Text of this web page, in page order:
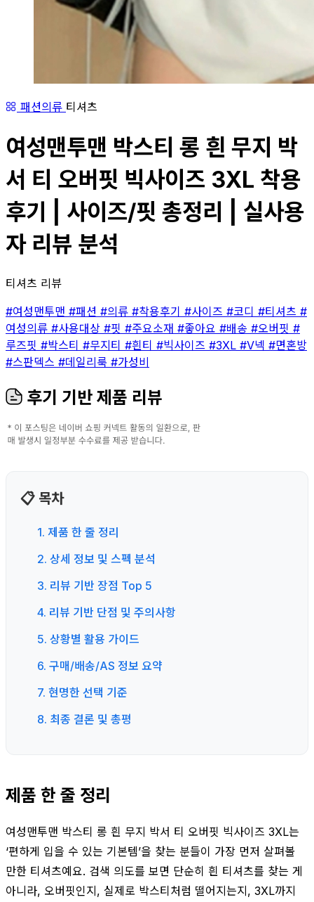
패션의류 티셔츠
여성맨투맨 박스티 롱 흰 무지 박
서 티 오버핏 빅사이즈 3XL 착용
후기 | 사이즈/핏 총정리 | 실사용
자 리뷰 분석
티셔츠 리뷰
#여성맨투맨 #패션 #의류 #착용후기 #사이즈 #코디 #티셔츠 #
여성의류 #사용대상 #핏 #주요소재 #좋아요 #배송 #오버핏 #
루즈핏 #박스티 #무지티 #흰티 #빅사이즈 #3XL #V넥 #면혼방
#스판덱스 #데일리룩 #가성비
후기 기반 제품 리뷰
📋 목차
1. 제품 한 줄 정리
2. 상세 정보 및 스펙 분석
3. 리뷰 기반 장점 Top 5
4. 리뷰 기반 단점 및 주의사항
5. 상황별 활용 가이드
6. 구매/배송/AS 정보 요약
7. 현명한 선택 기준
8. 최종 결론 및 총평
제품 한 줄 정리
여성맨투맨 박스티 롱 흰 무지 박서 티 오버핏 빅사이즈 3XL는
‘편하게 입을 수 있는 기본템’을 찾는 분들이 가장 먼저 살펴볼
만한 티셔츠예요. 검색 의도를 보면 단순히 흰 티셔츠를 찾는 게
아니라, 오버핏인지, 실제로 박스티처럼 떨어지는지, 3XL까지